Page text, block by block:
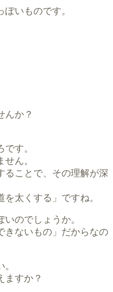
いものです。
んか？
す。
ん。
ることで、その理解が深
太くする」ですね。
のでしょうか。
きないもの」だからなの
ますか？